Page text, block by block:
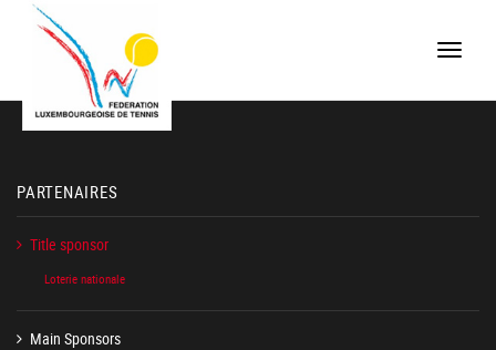
Toggle
PARTENAIRES
Title sponsor
Loterie nationale
Main Sponsors